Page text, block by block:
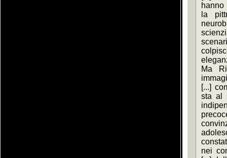
hanno
la
Ma
[...]
sta al
nei